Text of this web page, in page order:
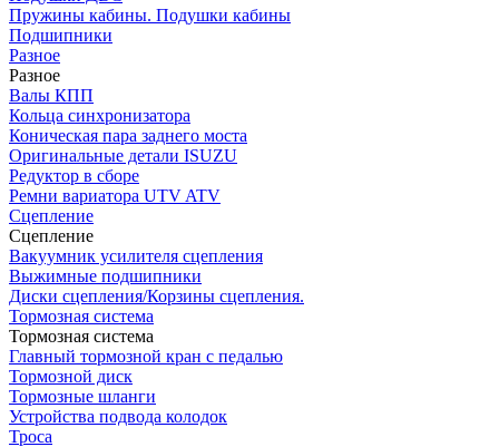
Пружины кабины. Подушки кабины
Подшипники
Разное
Разное
Валы КПП
Кольца синхронизатора
Коническая пара заднего моста
Оригинальные детали ISUZU
Редуктор в сборе
Ремни вариатора UTV ATV
Сцепление
Сцепление
Вакуумник усилителя сцепления
Выжимные подшипники
Диски сцепления/Корзины сцепления.
Тормозная система
Тормозная система
Главный тормозной кран с педалью
Тормозной диск
Тормозные шланги
Устройства подвода колодок
Троса